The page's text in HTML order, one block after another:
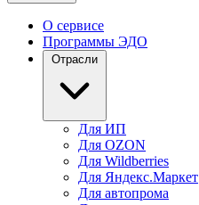
О сервисе
Программы ЭДО
Отрасли
Для ИП
Для OZON
Для Wildberries
Для Яндекс.Маркет
Для автопрома